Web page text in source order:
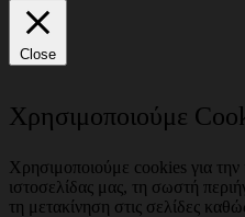
Close
Χρησιμοποιούμε
Χρησιμοποιούμε cookies για την
ιστοσελίδας μας, τη σωστή
τη μετακίνηση στις σελίδες